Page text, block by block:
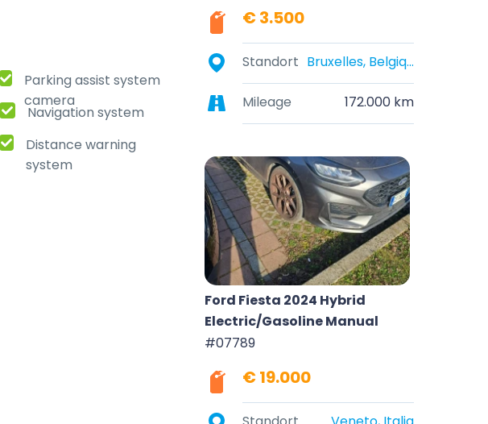
Parking assist system
camera
Navigation system
Distance warning
system
€ 3.500
Standort Bruxelles, Belgique
Mileage 172.000 km
Ford Fiesta 2024 Hybrid
Electric/Gasoline Manual
#07789
€ 19.000